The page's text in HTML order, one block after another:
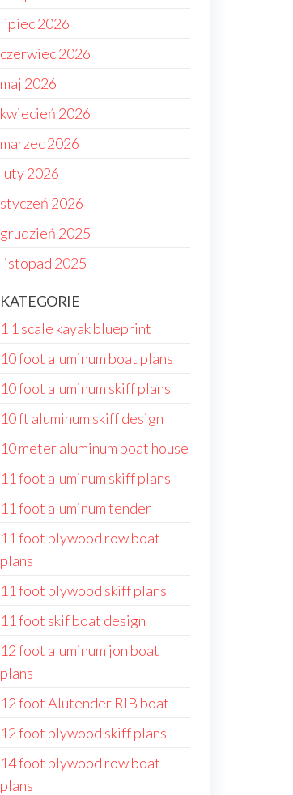
lipiec 2026
czerwiec 2026
maj 2026
kwiecień 2026
marzec 2026
luty 2026
styczeń 2026
grudzień 2025
listopad 2025
KATEGORIE
1 1 scale kayak blueprint
10 foot aluminum boat plans
10 foot aluminum skiff plans
10 ft aluminum skiff design
10 meter aluminum boat house
11 foot aluminum skiff plans
11 foot aluminum tender
11 foot plywood row boat
plans
11 foot plywood skiff plans
11 foot skif boat design
12 foot aluminum jon boat
plans
12 foot Alutender RIB boat
12 foot plywood skiff plans
14 foot plywood row boat
plans